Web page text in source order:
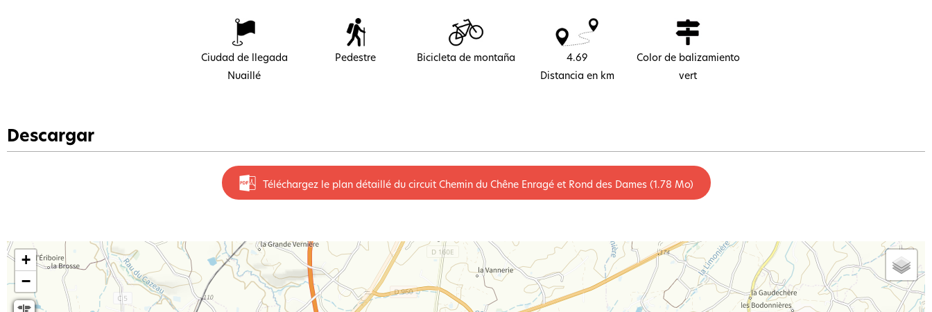
Ciudad de llegada
Nuaillé
Pedestre Bicicleta de montaña
4.69
Distancia en km
Color de balizamiento
vert
Descargar
Téléchargez le plan détaillé du circuit Chemin du Chêne Enragé et Rond des Dames (1.78 Mo)
+
−